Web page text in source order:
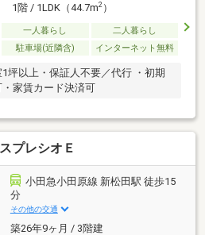
1階 / 1LDK（44.7m2）
一人暮らし
二人暮らし
駐車場(近隣含) インターネット無料
坪以上・保証人不要／代行 ・初期
家賃カード決済可
プレシオＥ
小田急小田原線 新松田駅 徒歩15
分
その他の交通
築26年9ヶ月 / 3階建